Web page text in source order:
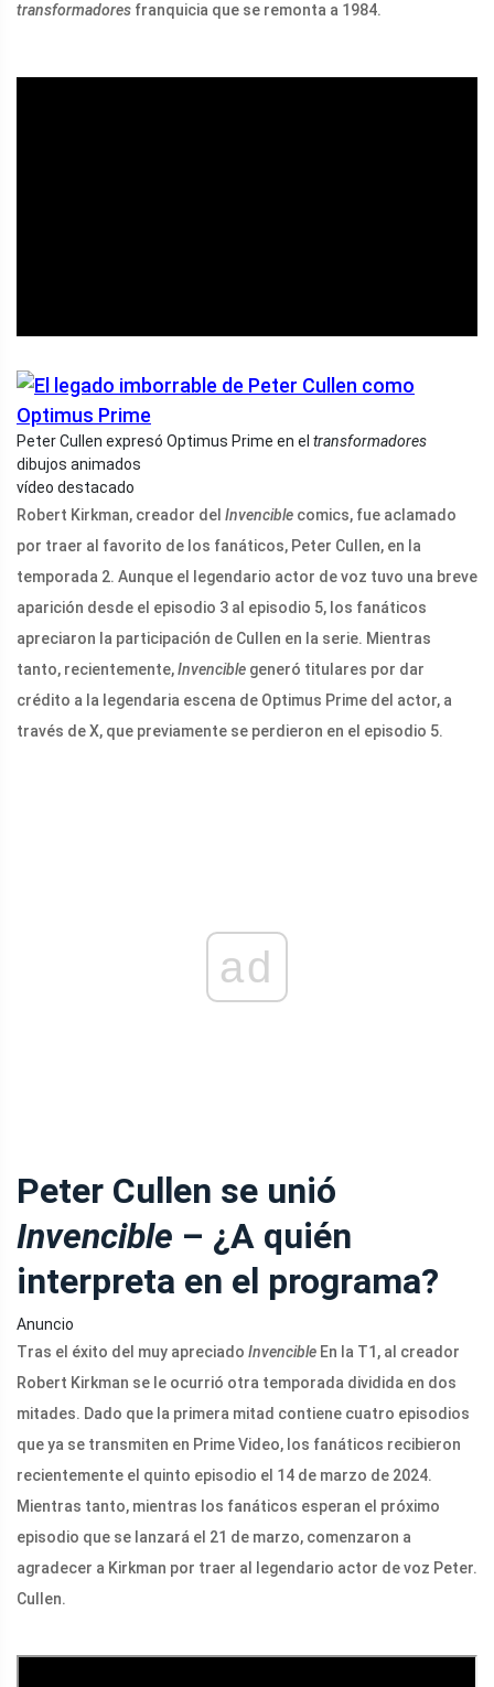
transformadores franquicia que se remonta a 1984.
Peter Cullen expresó Optimus Prime en el transformadores
dibujos animados
vídeo destacado
Robert Kirkman, creador del Invencible comics, fue aclamado
por traer al favorito de los fanáticos, Peter Cullen, en la
temporada 2. Aunque el legendario actor de voz tuvo una breve
aparición desde el episodio 3 al episodio 5, los fanáticos
apreciaron la participación de Cullen en la serie. Mientras
tanto, recientemente,Invencible generó titulares por dar
crédito a la legendaria escena de Optimus Prime del actor, a
través de X, que previamente se perdieron en el episodio 5.
ad
Peter Cullen se unió
Invencible – ¿A quién
interpreta en el programa?
Anuncio
Tras el éxito del muy apreciado Invencible En la T1, al creador
Robert Kirkman se le ocurrió otra temporada dividida en dos
mitades. Dado que la primera mitad contiene cuatro episodios
que ya se transmiten en Prime Video, los fanáticos recibieron
recientemente el quinto episodio el 14 de marzo de 2024.
Mientras tanto, mientras los fanáticos esperan el próximo
episodio que se lanzará el 21 de marzo, comenzaron a
agradecer a Kirkman por traer al legendario actor de voz Peter.
Cullen.